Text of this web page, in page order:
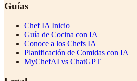
Guías
Chef IA Inicio
Guía de Cocina con IA
Conoce a los Chefs IA
Planificación de Comidas con IA
MyChefAI vs ChatGPT